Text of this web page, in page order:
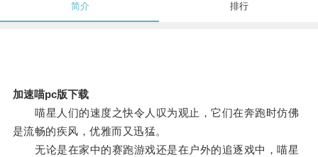
简介 排行
加速喵pc版下载
喵星人们的速度之快令人叹为观止，它们在奔跑时仿佛
是流畅的疾风，优雅而又迅猛。
无论是在家中的赛跑游戏还是在户外的追逐戏中，喵星